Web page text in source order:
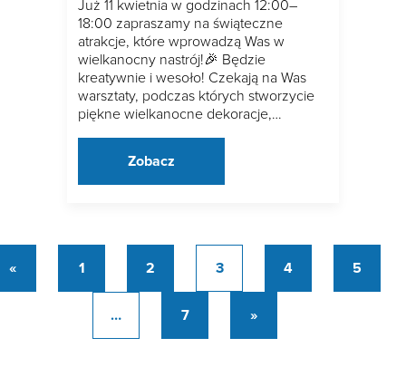
Już 11 kwietnia w godzinach 12:00–
18:00 zapraszamy na świąteczne
atrakcje, które wprowadzą Was w
wielkanocny nastrój!🎉 Będzie
kreatywnie i wesoło! Czekają na Was
warsztaty, podczas których stworzycie
piękne wielkanocne dekoracje,…
Zobacz
« 1 2 3 4 5
… 7 »